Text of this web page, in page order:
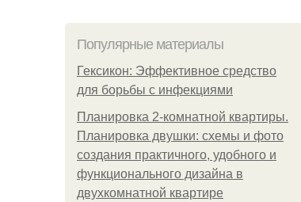
Популярные материалы
Гексикон: Эффективное средство
для борьбы с инфекциями
Планировка 2-комнатной квартиры.
Планировка двушки: схемы и фото
создания практичного, удобного и
функционального дизайна в
двухкомнатной квартире